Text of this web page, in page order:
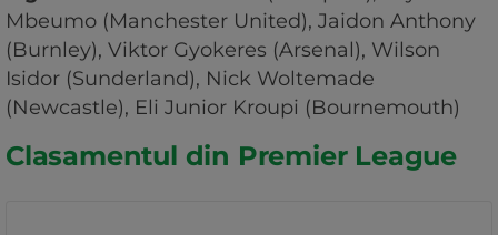
Mbeumo (Manchester United), Jaidon Anthony
(Burnley), Viktor Gyokeres (Arsenal), Wilson
Isidor (Sunderland), Nick Woltemade
(Newcastle), Eli Junior Kroupi (Bournemouth)
Clasamentul din Premier League